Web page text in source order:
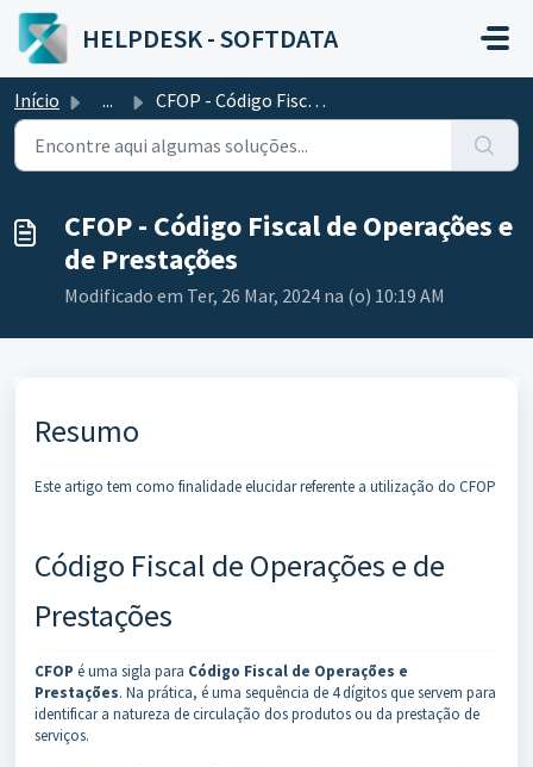
Ir para o conteúdo principal
HELPDESK - SOFTDATA
Início ... CFOP - Código Fiscal de Operações e de Prestações
CFOP - Código Fiscal de Operações e
de Prestações
Modificado em Ter, 26 Mar, 2024 na (o) 10:19 AM
Resumo
Este artigo tem como finalidade elucidar referente a utilização do CFOP
Código Fiscal de Operações e de
Prestações
CFOP é uma sigla para Código Fiscal de Operações e
Prestações. Na prática, é uma sequência de 4 dígitos que servem para
identificar a natureza de circulação dos produtos ou da prestação de
serviços.